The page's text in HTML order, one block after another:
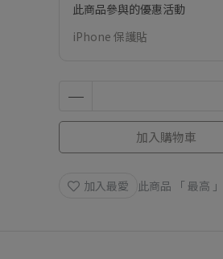
此商品參與的優惠活動
iPhone 保護貼
加入購物車
加入最愛 此商品 「 最高